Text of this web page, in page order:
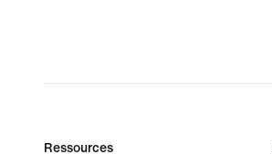
Ressources